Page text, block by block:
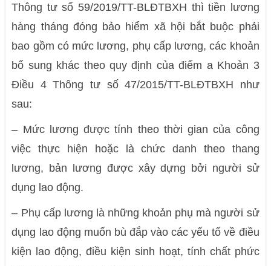
Thông tư số 59/2019/TT-BLĐTBXH thì tiền lương
hàng tháng đóng bảo hiểm xã hội bắt buộc phải
bao gồm có mức lương, phụ cấp lương, các khoản
bổ sung khác theo quy định của điểm a Khoản 3
Điều 4 Thông tư số 47/2015/TT-BLĐTBXH như
sau:
– Mức lương được tính theo thời gian của công
việc thực hiện hoặc là chức danh theo thang
lương, bản lương được xây dựng bởi người sử
dụng lao động.
– Phụ cấp lương là những khoản phụ mà người sử
dụng lao động muốn bù đắp vào các yếu tố về điều
kiện lao động, điều kiện sinh hoạt, tính chất phức